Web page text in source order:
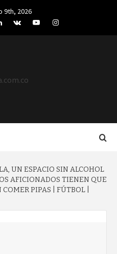
9th, 2026
VK YouTubeInstagram
UN ESPACIO SIN ALCOHOL
AFICIONADOS TIENEN QUE
PIPAS | FÚTBOL |